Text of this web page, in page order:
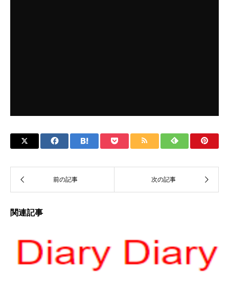
関連記事